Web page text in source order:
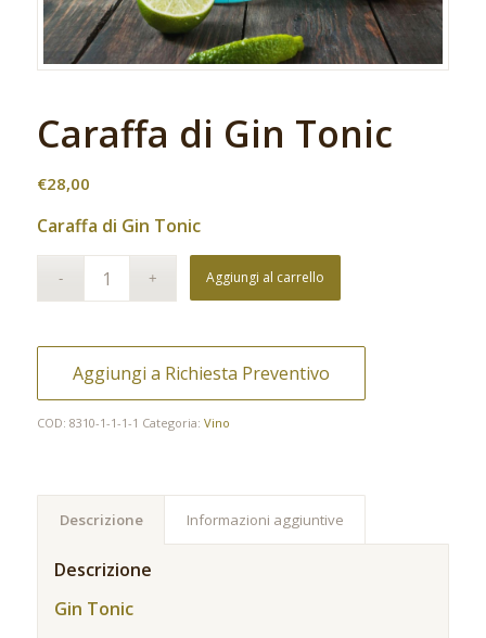
Caraffa di Gin Tonic
€28,00
Caraffa di Gin Tonic
Aggiungi al carrello
Aggiungi a Richiesta Preventivo
COD: 8310-1-1-1-1 Categoria: Vino
Descrizione Informazioni aggiuntive
Descrizione
Gin Tonic